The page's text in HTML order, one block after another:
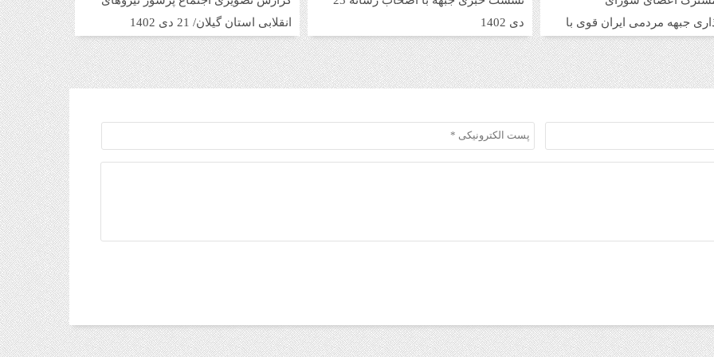
جبهه مردمی ایران قوی با
راه یافته به دور دوم دوازدهمین
شورای اسلامی شهر تهران/
دی 1402
انقلابی استان گیلان/ 21 دی 1402